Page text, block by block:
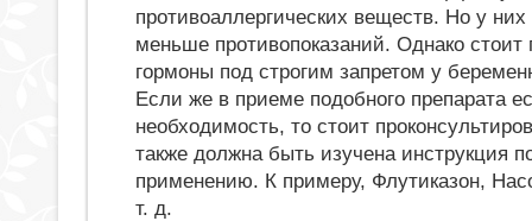
противоаллергических веществ. Но у них
меньше противопоказаний. Однако стоит
гормоны под строгим запретом у
Если же в приеме подобного препарата
необходимость, то стоит
также должна быть изучена инструкция
применению. К примеру, Флутиказон,
т. д.